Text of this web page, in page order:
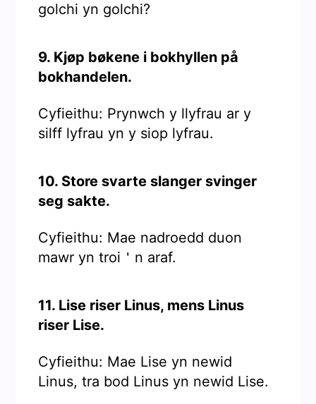
golchi yn golchi?
9. Kjøp bøkene i bokhyllen på
bokhandelen.
Cyfieithu: Prynwch y llyfrau ar y
silff lyfrau yn y siop lyfrau.
10. Store svarte slanger svinger
seg sakte.
Cyfieithu: Mae nadroedd duon
mawr yn troi＇n araf.
11. Lise riser Linus, mens Linus
riser Lise.
Cyfieithu: Mae Lise yn newid
Linus, tra bod Linus yn newid Lise.